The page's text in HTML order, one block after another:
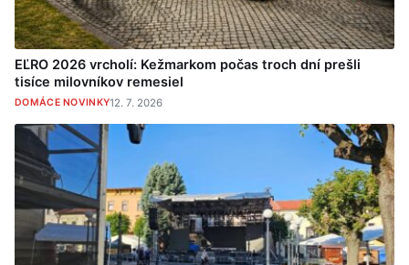
EĽRO 2026 vrcholí: Kežmarkom počas troch dní prešli
tisíce milovníkov remesiel
DOMÁCE NOVINKY12. 7. 2026